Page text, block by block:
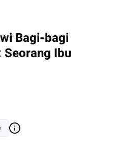
Bagi-bagi
Seorang Ibu